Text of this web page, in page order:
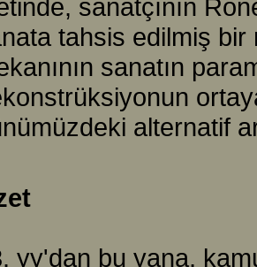
sanatçının
tahsis edilmiş bir
sanatın
alternatif
yy'dan bu yana,